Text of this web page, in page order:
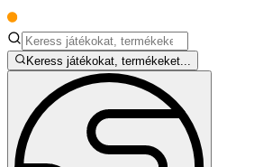
Keress játékokat, termékeket...